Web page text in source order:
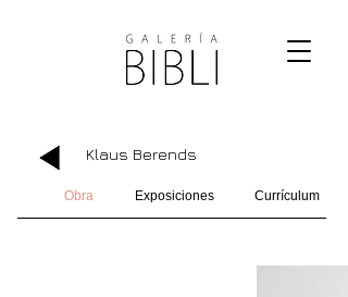
Klaus Berends
Obra Exposiciones Currículum